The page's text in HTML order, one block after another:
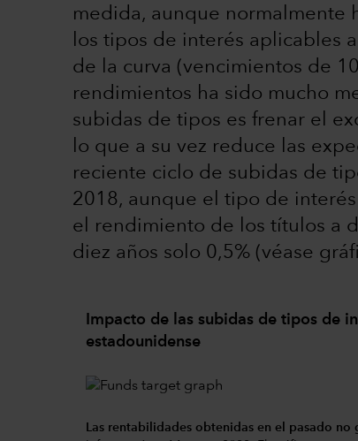
medida, aunque normalmente
los tipos de interés aplicables
de la curva (vencimientos de
rendimientos ha sido mucho
subidas de tipos es frenar el
lo que a su vez reduce las
reciente ciclo de subidas de
2018, aunque el tipo de
el rendimiento de los títulos a
diez años solo 0,5% (véase
Impacto de las subidas de tipos de
estadounidense
Las rentabilidades obtenidas en el pasado